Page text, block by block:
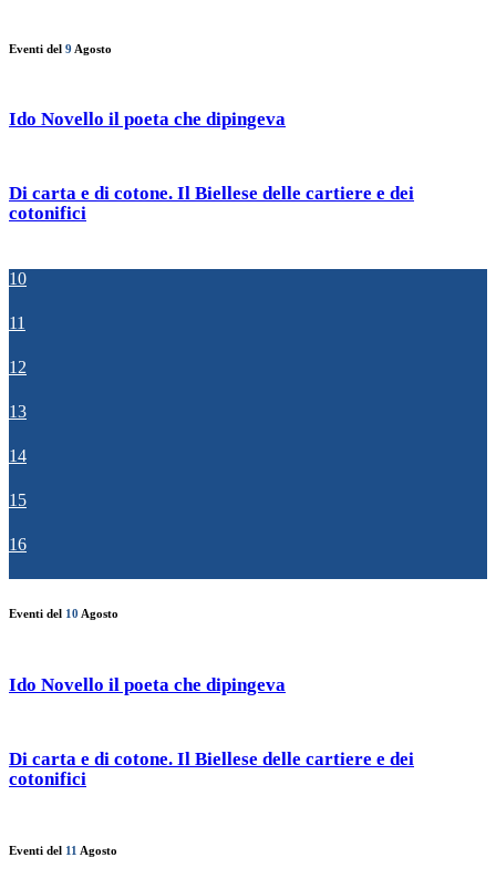
Eventi del 9 Agosto
Ido Novello il poeta che dipingeva
Di carta e di cotone. Il Biellese delle cartiere e dei
cotonifici
10
11
12
13
14
15
16
Eventi del 10 Agosto
Ido Novello il poeta che dipingeva
Di carta e di cotone. Il Biellese delle cartiere e dei
cotonifici
Eventi del 11 Agosto